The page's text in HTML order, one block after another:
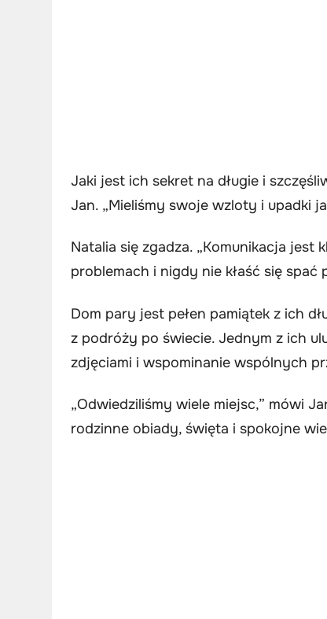
Jaki jest ich sekret na długie i
Jan. „Mieliśmy swoje wzloty i upadki
Natalia się zgadza. „Komunikacja jest
problemach i nigdy nie kłaść się spać
Dom pary jest pełen pamiątek z ich
z podróży po świecie. Jednym z ich
zdjęciami i wspominanie wspólnych
„Odwiedziliśmy wiele miejsc,” mówi
rodzinne obiady, święta i spokojne